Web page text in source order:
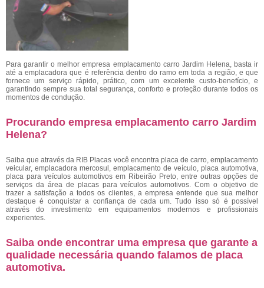
Para garantir o melhor empresa emplacamento carro Jardim Helena, basta ir
até a emplacadora que é referência dentro do ramo em toda a região, e que
fornece um serviço rápido, prático, com um excelente custo-benefício, e
garantindo sempre sua total segurança, conforto e proteção durante todos os
momentos de condução.
Procurando empresa emplacamento carro Jardim
Helena?
Saiba que através da RIB Placas você encontra placa de carro, emplacamento
veicular, emplacadora mercosul, emplacamento de veículo, placa automotiva,
placa para veículos automotivos em Ribeirão Preto, entre outras opções de
serviços da área de placas para veículos automotivos. Com o objetivo de
trazer a satisfação a todos os clientes, a empresa entende que sua melhor
destaque é conquistar a confiança de cada um. Tudo isso só é possível
através do investimento em equipamentos modernos e profissionais
experientes.
Saiba onde encontrar uma empresa que garante a
qualidade necessária quando falamos de placa
automotiva.